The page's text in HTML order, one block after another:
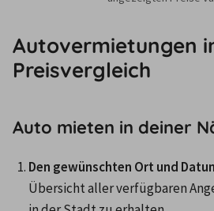
Autovermietungen
Preisvergleich
Auto mieten in deiner
Den gewünschten Ort und
Übersicht aller verfügbaren